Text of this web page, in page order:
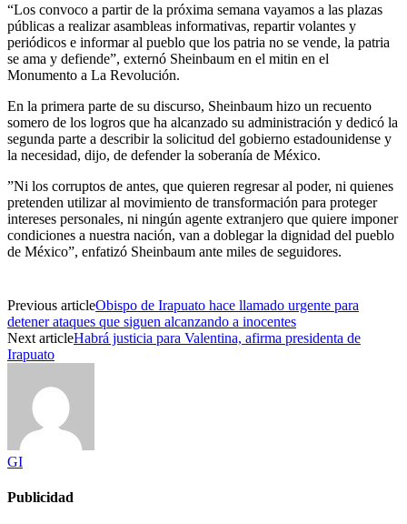
“Los convoco a partir de la próxima semana vayamos a las plazas
públicas a realizar asambleas informativas, repartir volantes y
periódicos e informar al pueblo que los patria no se vende, la patria
se ama y defiende”, externó Sheinbaum en el mitin en el
Monumento a La Revolución.
En la primera parte de su discurso, Sheinbaum hizo un recuento
somero de los logros que ha alcanzado su administración y dedicó la
segunda parte a describir la solicitud del gobierno estadounidense y
la necesidad, dijo, de defender la soberanía de México.
”Ni los corruptos de antes, que quieren regresar al poder, ni quienes
pretenden utilizar al movimiento de transformación para proteger
intereses personales, ni ningún agente extranjero que quiere imponer
condiciones a nuestra nación, van a doblegar la dignidad del pueblo
de México”, enfatizó Sheinbaum ante miles de seguidores.
Previous articleObispo de Irapuato hace llamado urgente para
detener ataques que siguen alcanzando a inocentes
Next articleHabrá justicia para Valentina, afirma presidenta de
Irapuato
GI
Publicidad